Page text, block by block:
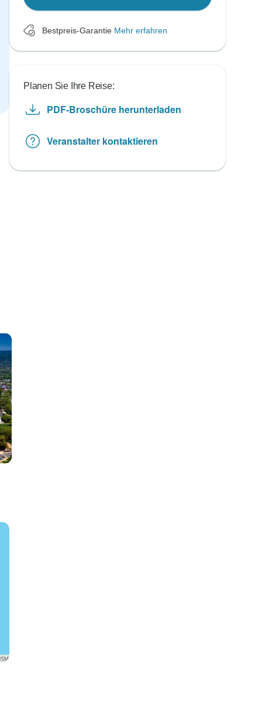
Bestpreis-Garantie Mehr erfahren
Planen Sie Ihre Reise:
PDF-Broschüre herunterladen
Veranstalter kontaktieren